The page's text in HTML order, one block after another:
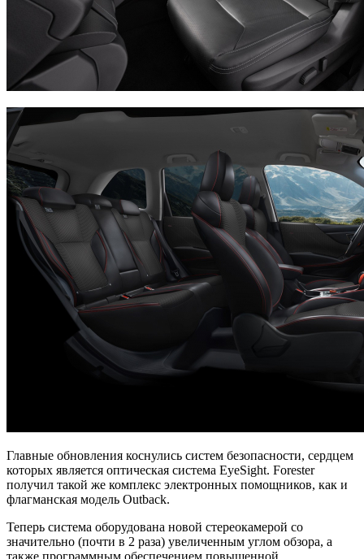
Главные обновления коснулись систем безопасности, сердцем
которых является оптическая система EyeSight. Forester
получил такой же комплекс электронных помощников, как и
флагманская модель Outback.
Теперь система оборудована новой стереокамерой со
значительно (почти в 2 раза) увеличенным углом обзора, а